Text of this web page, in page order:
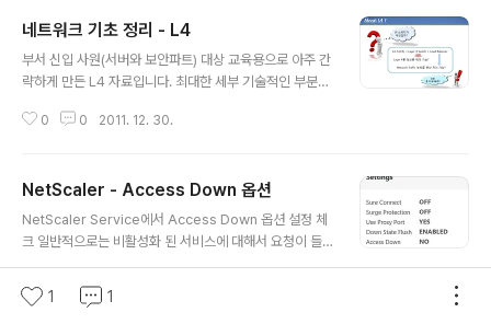
서 나눴습니다. Cisco 이창주님께서 작성하셨던 자료가
많은 도움이 되었습니다. 내용은 앞으로 조금씩 Update
될 수 있습니다. [Last Update 2011. 11. 15] Router M
estination IP) : L4의 VIP - L4에서 Real Server로..
네트워크 기초 정리 - L4
부서 신입 사원(서버와 보안파트) 대상 교육용으로 아주 간
략하게 만든 L4 자료입니다. 최대한 세부 기술적인 부분은
니다.
0 0 2011. 12. 30.
NetScaler - Access Down 옵션
NetScaler Service에서 Access Down 옵션 설정 체
크 일반적으로는 비활성화 된 서비스에 대해서 요청이 들
어오게 되면, 해당 요청은 허용되지 않지만 Access Dow
n 옵션을 사용하면 됩니다. 이를 위해서는 계층 2 모드가
활성화 되어 있어야 합니다. ※ NetScaler의 동작 모드 중
1 1